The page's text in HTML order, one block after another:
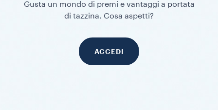
Gusta un mondo di premi e vantaggi a portata
di tazzina. Cosa aspetti?
ACCEDI